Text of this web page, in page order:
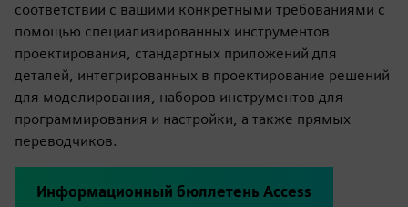
соответствии с вашими конкретными требованиями с
помощью специализированных инструментов
проектирования, стандартных приложений для
деталей, интегрированных в проектирование решений
для моделирования, наборов инструментов для
программирования и настройки, а также прямых
переводчиков.
Информационный бюллетень Access